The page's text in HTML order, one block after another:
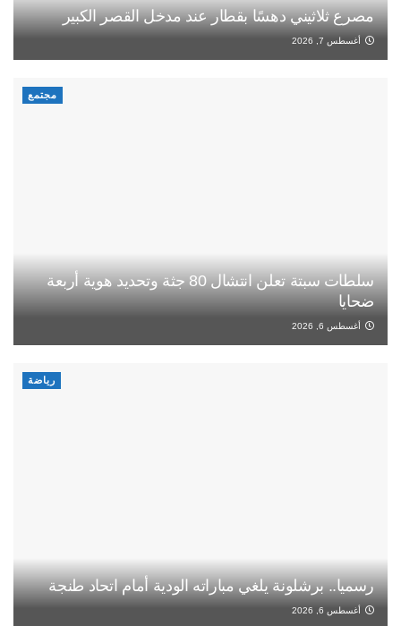
مصرع ثلاثيني دهسًا بقطار عند مدخل القصر الكبير
أغسطس 7, 2026
مجتمع
سلطات سبتة تعلن انتشال 80 جثة وتحديد هوية أربعة
ضحايا
أغسطس 6, 2026
رياضة
رسميا.. برشلونة يلغي مباراته الودية أمام اتحاد طنجة
أغسطس 6, 2026